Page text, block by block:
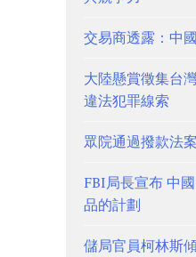
交易商透露：中
大陸懸賞徵集台
違法犯罪線索
眾院通過撥款法
FBI局長宣布 中
品的計劃
儲局官員柯林斯